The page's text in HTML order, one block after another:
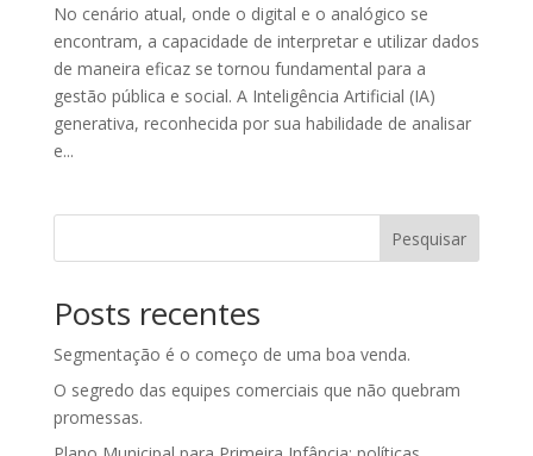
No cenário atual, onde o digital e o analógico se
encontram, a capacidade de interpretar e utilizar dados
de maneira eficaz se tornou fundamental para a
gestão pública e social. A Inteligência Artificial (IA)
generativa, reconhecida por sua habilidade de analisar
e...
Pesquisar
Posts recentes
Segmentação é o começo de uma boa venda.
O segredo das equipes comerciais que não quebram
promessas.